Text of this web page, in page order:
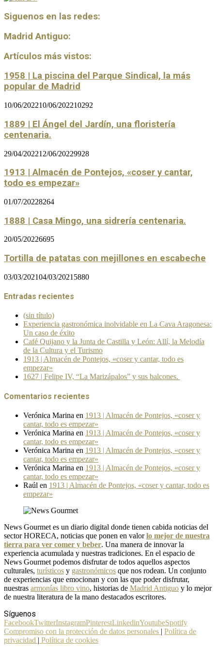
Siguenos en las redes:
Madrid Antiguo:
Artículos más vistos:
1958 | La piscina del Parque Sindical, la más
popular de Madrid
10/06/202210/06/202210292
1889 | El Ángel del Jardín, una floristería
centenaria.
29/04/202212/06/20229928
1913 | Almacén de Pontejos, «coser y cantar,
todo es empezar»
01/07/20228264
1888 | Casa Mingo, una sidrería centenaria.
20/05/20226695
Tortilla de patatas con mejillones en escabeche
03/03/202104/03/2021 5880
Entradas recientes
(sin título)
Experiencia gastronómica inolvidable en La Cava Aragonesa:
Un caso de éxito
Café Quijano y la Junta de Castilla y León: Allí, la Melodía
de la Cultura y el Turismo
1913 | Almacén de Pontejos, «coser y cantar, todo es
empezar»
1627 | Felipe IV, “La Marizápalos” y sus balcones.
Comentarios recientes
Verónica Marina en 1913 | Almacén de Pontejos, «coser y
cantar, todo es empezar»
Verónica Marina en 1913 | Almacén de Pontejos, «coser y
cantar, todo es empezar»
Verónica Marina en 1913 | Almacén de Pontejos, «coser y
cantar, todo es empezar»
Verónica Marina en 1913 | Almacén de Pontejos, «coser y
cantar, todo es empezar»
Raúl en 1913 | Almacén de Pontejos, «coser y cantar, todo es
empezar»
News Gourmet es un diario digital donde tienen cabida noticias del
sector HORECA, noticias que ponen en valorlo mejor de nuestra
tierra para ver comer y beber. Una manera de innovar la
experiencia acumulada y nuestras tradiciones. En el espacio de
News Gourmet podemos disfrutar de todos aquellos aspectos
culturales, turísticos y gastronómicos que nos rodean. Un conjunto
de experiencias que emocionan y con las que poder disfrutar,
nuestras armonías libro vino, historias de Madrid Antiguo y lo mejor
de nuestra literatura de la mano destacados escritores.
Síguenos
FacebookTwitterInstagramPinterestLinkedinYoutubeSpotify
Compromiso con la protección de datos personales | Política de
privacidad | Política de cookies